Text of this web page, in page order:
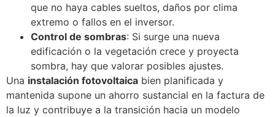
que no haya cables sueltos, daños por clima
extremo o fallos en el inversor.
Control de sombras: Si surge una nueva
edificación o la vegetación crece y proyecta
sombra, hay que valorar posibles ajustes.
Una instalación fotovoltaica bien planificada y
mantenida supone un ahorro sustancial en la factura de
la luz y contribuye a la transición hacia un modelo